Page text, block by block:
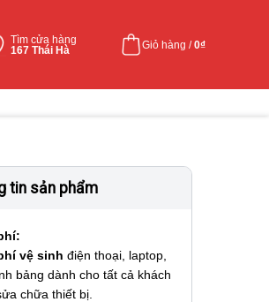
Tìm cửa hàng
167 Thái Hà
Giỏ hàng /0₫
tin sản phẩm
vệ sinh điện thoại, laptop,
bảng dành cho tất cả khách
chữa thiết bị.